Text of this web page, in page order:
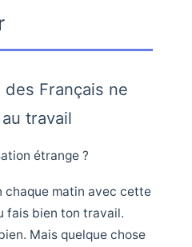
Français ne
travail
étrange ?
chaque matin avec cette
fais bien ton travail.
Mais quelque chose